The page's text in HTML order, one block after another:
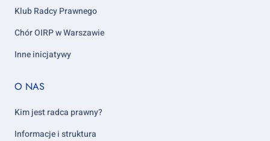
Klub Radcy Prawnego
Chór OIRP w Warszawie
Inne inicjatywy
Footer
5
O NAS
Kim jest radca prawny?
Informacje i struktura